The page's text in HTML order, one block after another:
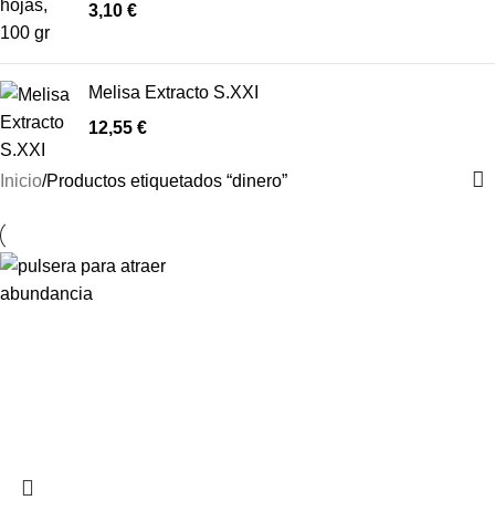
3,10 €
Melisa Extracto S.XXI
12,55 €
Inicio Productos etiquetados “dinero”